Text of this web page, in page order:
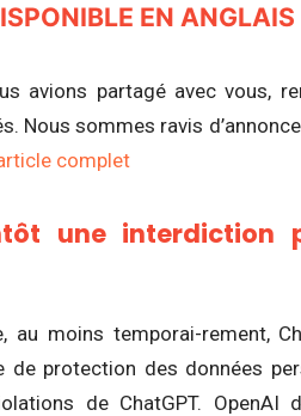
EN ANGLAIS
avions partagé avec vous,
Nous sommes ravis
complet
une interdiction
au moins temporai-rement,
de protection des données
de ChatGPT. OpenAI